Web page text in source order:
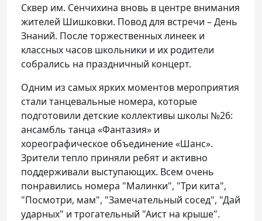
Сквер им. Сенчихина вновь в центре внимания
жителей Шишковки. Повод для встречи – День
Знаний. После торжественных линеек и
классных часов школьники и их родители
собрались на праздничный концерт.
Одним из самых ярких моментов мероприятия
стали танцевальные номера, которые
подготовили детские коллективы школы №26:
ансамбль танца «Фантазия» и
хореографическое объединение «Шанс».
Зрители тепло приняли ребят и активно
поддерживали выступающих. Всем очень
понравились номера "Малинки", "Три кита",
"Посмотри, мам", "Замечательный сосед", "Дай
ударных" и трогательный "Аист на крыше".